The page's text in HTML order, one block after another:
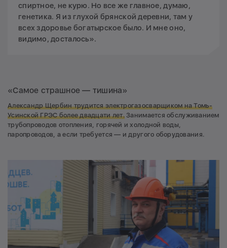
спиртное, не курю. Но все же главное, думаю,
генетика. Я из глухой брянской деревни, там у
всех здоровье богатырское было. И мне оно,
видимо, досталось».
«Самое страшное — тишина»
Александр Щербин трудится электрогазосварщиком на Томь-
Усинской ГРЭС более двадцати лет.Занимается обслуживанием
трубопроводов отопления, горячей и холодной воды,
паропроводов, а если требуется — и другого оборудования.